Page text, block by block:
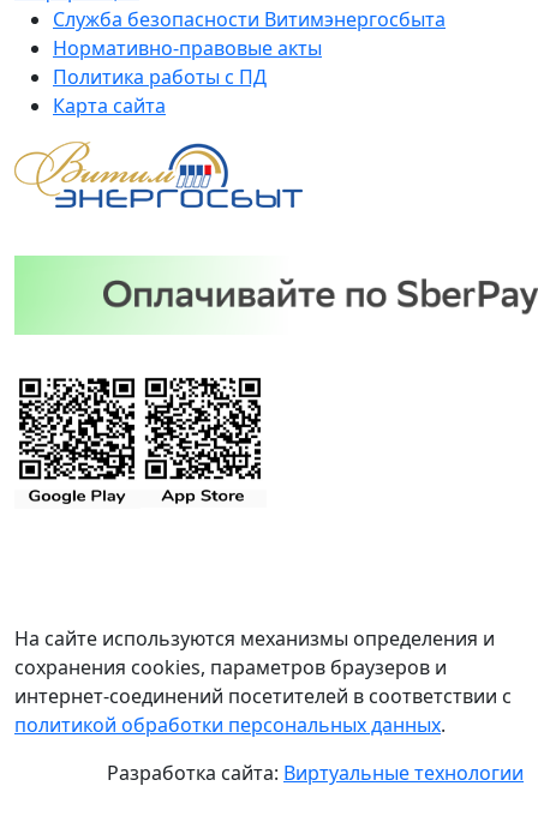
Служба безопасности Витимэнергосбыта
Нормативно-правовые акты
Политика работы с ПД
Карта сайта
На сайте используются механизмы определения и
сохранения cookies, параметров браузеров и
интернет-соединений посетителей в соответствии с
политикой обработки персональных данных.
Разработка сайта: Виртуальные технологии